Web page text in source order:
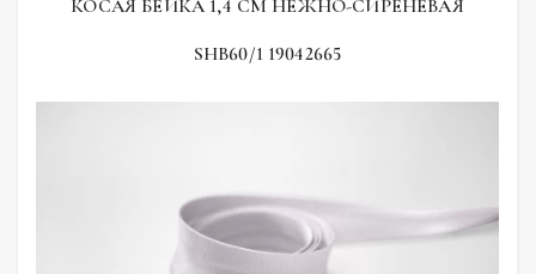
КОСАЯ БЕЙКА 1,4 СМ НЕЖНО-СИРЕНЕВАЯ
SHB60/1 19042665